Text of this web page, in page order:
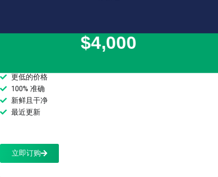
$4,000
更低的价格
100% 准确
新鲜且干净
最近更新
立即订购